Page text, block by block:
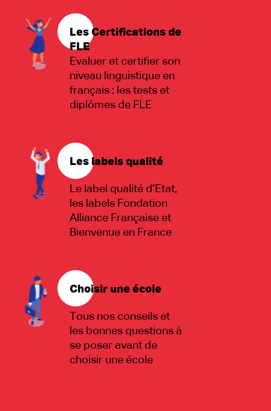
Les Certifications de
FLE
Evaluer et certifier son
niveau linguistique en
français : les tests et
diplômes de FLE
Les labels qualité
Le label qualité d’Etat,
les labels Fondation
Alliance Française et
Bienvenue en France
Choisir une école
Tous nos conseils et
les bonnes questions à
se poser avant de
choisir une école